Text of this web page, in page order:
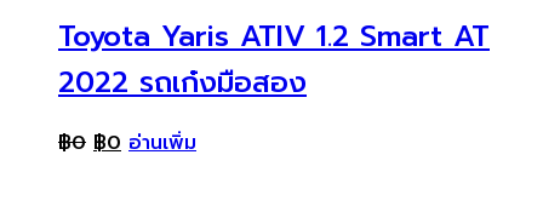
Toyota Yaris ATIV 1.2 Smart AT
2022 รถเก๋งมือสอง
฿0 ฿0 อ่านเพิ่ม